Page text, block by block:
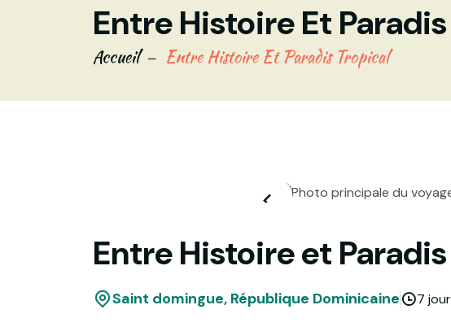
Entre Histoire Et
Accueil Entre Histoire Et Paradis Tropical
Entre Histoire et
Saint domingue, République Dominicaine 7